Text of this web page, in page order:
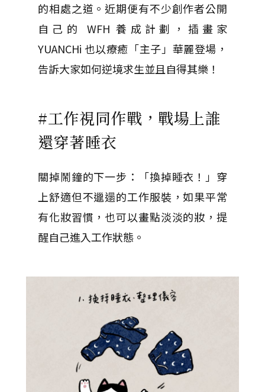
的相處之道。近期便有不少創作者公開
自己的 WFH 養成計劃，插畫家
YUANCHi 也以療癒「主子」華麗登場，
告訴大家如何逆境求生並且自得其樂！
#工作視同作戰，戰場上誰
還穿著睡衣
關掉鬧鐘的下一步：「換掉睡衣！」穿
上舒適但不邋遢的工作服裝，如果平常
有化妝習慣，也可以畫點淡淡的妝，提
醒自己進入工作狀態。